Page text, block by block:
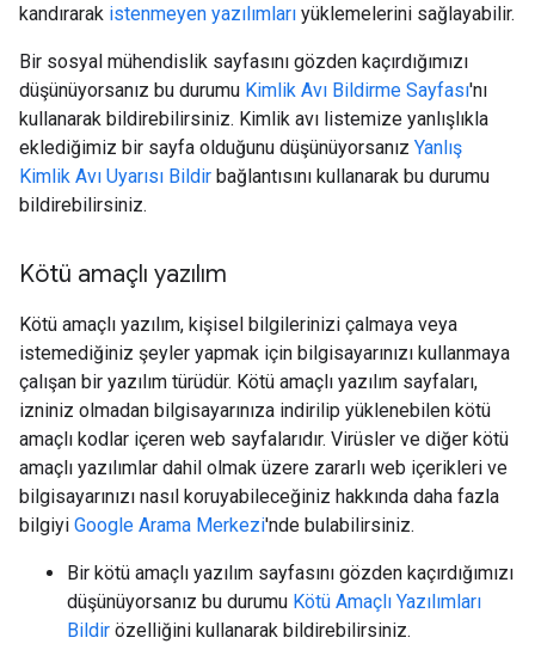
kandırarak istenmeyen yazılımları yüklemelerini sağlayabilir.
Bir sosyal mühendislik sayfasını gözden kaçırdığımızı
düşünüyorsanız bu durumu Kimlik Avı Bildirme Sayfası'nı
kullanarak bildirebilirsiniz. Kimlik avı listemize yanlışlıkla
eklediğimiz bir sayfa olduğunu düşünüyorsanız Yanlış
Kimlik Avı Uyarısı Bildir bağlantısını kullanarak bu durumu
bildirebilirsiniz.
Kötü amaçlı yazılım
Kötü amaçlı yazılım, kişisel bilgilerinizi çalmaya veya
istemediğiniz şeyler yapmak için bilgisayarınızı kullanmaya
çalışan bir yazılım türüdür. Kötü amaçlı yazılım sayfaları,
izniniz olmadan bilgisayarınıza indirilip yüklenebilen kötü
amaçlı kodlar içeren web sayfalarıdır. Virüsler ve diğer kötü
amaçlı yazılımlar dahil olmak üzere zararlı web içerikleri ve
bilgisayarınızı nasıl koruyabileceğiniz hakkında daha fazla
bilgiyi Google Arama Merkezi'nde bulabilirsiniz.
Bir kötü amaçlı yazılım sayfasını gözden kaçırdığımızı
düşünüyorsanız bu durumu Kötü Amaçlı Yazılımları
Bildir özelliğini kullanarak bildirebilirsiniz.